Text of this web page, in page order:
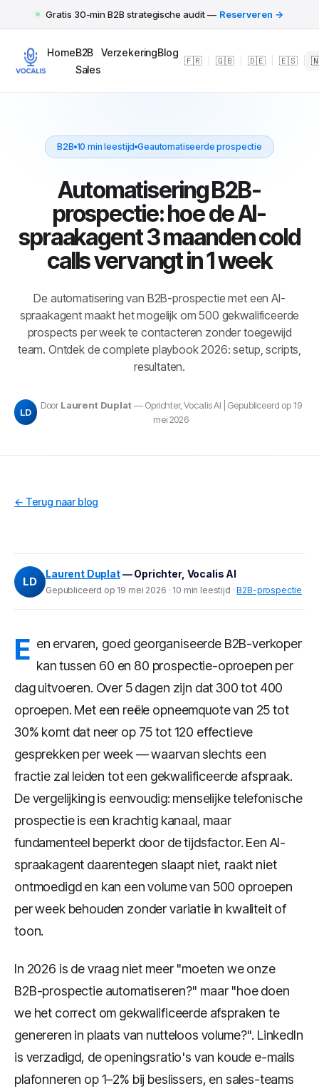
Gratis 30-min B2B strategische audit — Reserveren →
HomeB2B
Sales
VerzekeringBlog
🇫🇷 🇬🇧 🇩🇪 🇪🇸
B2B 10 min leestijd Geautomatiseerde prospectie
Automatisering B2B-
prospectie: hoe de AI-
spraakagent 3 maanden cold
calls vervangt in 1 week
De automatisering van B2B-prospectie met een AI-
spraakagent maakt het mogelijk om 500 gekwalificeerde
prospects per week te contacteren zonder toegewijd
team. Ontdek de complete playbook 2026: setup, scripts,
resultaten.
LD
DoorLaurent Duplat— Oprichter, Vocalis AI | Gepubliceerd op 19
mei 2026
← Terug naar blog
LD
Laurent Duplat— Oprichter, Vocalis AI
Gepubliceerd op 19 mei 2026 · 10 min leestijd ·B2B-prospectie
E en ervaren, goed georganiseerde B2B-verkoper
kan tussen 60 en 80 prospectie-oproepen per
dag uitvoeren. Over 5 dagen zijn dat 300 tot 400
oproepen. Met een reële opneemquote van 25 tot
30% komt dat neer op 75 tot 120 effectieve
gesprekken per week — waarvan slechts een
fractie zal leiden tot een gekwalificeerde afspraak.
De vergelijking is eenvoudig: menselijke telefonische
prospectie is een krachtig kanaal, maar
fundamenteel beperkt door de tijdsfactor. Een AI-
spraakagent daarentegen slaapt niet, raakt niet
ontmoedigd en kan een volume van 500 oproepen
per week behouden zonder variatie in kwaliteit of
toon.
In 2026 is de vraag niet meer "moeten we onze
B2B-prospectie automatiseren?" maar "hoe doen
we het correct om gekwalificeerde afspraken te
genereren in plaats van nutteloos volume?". LinkedIn
is verzadigd, de openingsratio's van koude e-mails
plafonneren op 1–2% bij beslissers, en sales-teams